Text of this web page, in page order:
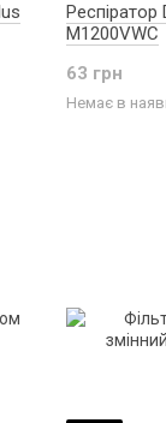
Респіратор
M1200VWC
63 грн
Немає в